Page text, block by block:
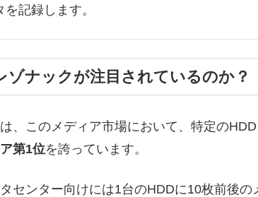
を記録します。
ゾナックが注目されているのか？
、このメディア市場において、特定の
第1位を誇っています。
センター向けには1台のHDDに10枚前後